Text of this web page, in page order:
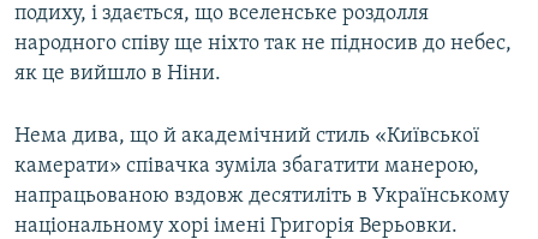
подиху, і здається, що вселенське роздолля
народного співу ще ніхто так не підносив до небес,
як це вийшло в Ніни.
Нема дива, що й академічний стиль «Київської
камерати» співачка зуміла збагатити манерою,
напрацьованою вздовж десятиліть в Українському
національному хорі імені Григорія Верьовки.